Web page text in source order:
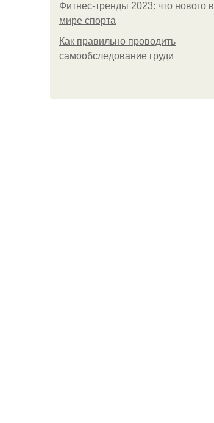
Фитнес-тренды 2023: что нового в
мире спорта
Как правильно проводить
самообследование груди